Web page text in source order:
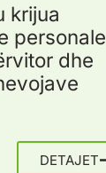
krijua
personale
dhe
DETAJET